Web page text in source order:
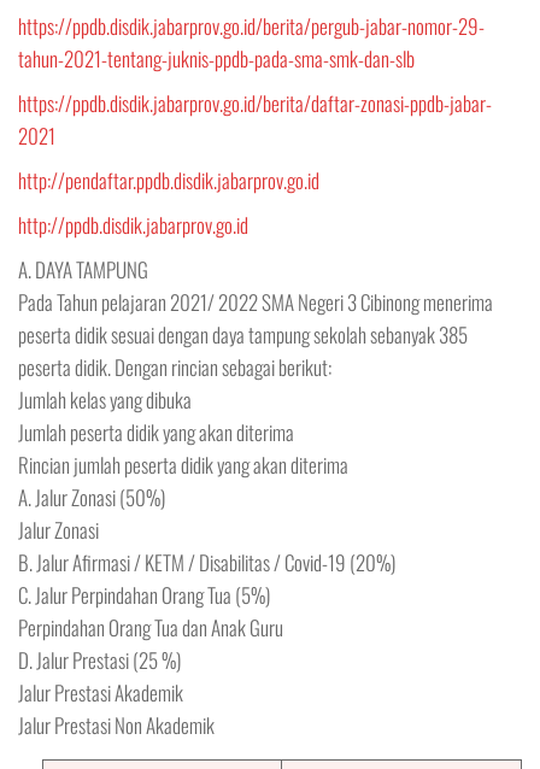
https://ppdb.disdik.jabarprov.go.id/berita/pergub-jabar-nomor-29-
tahun-2021-tentang-juknis-ppdb-pada-sma-smk-dan-slb
https://ppdb.disdik.jabarprov.go.id/berita/daftar-zonasi-ppdb-jabar-
2021
http://pendaftar.ppdb.disdik.jabarprov.go.id
http://ppdb.disdik.jabarprov.go.id
A. DAYA TAMPUNG
Pada Tahun pelajaran 2021/ 2022 SMA Negeri 3 Cibinong menerima
peserta didik sesuai dengan daya tampung sekolah sebanyak 385
peserta didik. Dengan rincian sebagai berikut:
Jumlah kelas yang dibuka
Jumlah peserta didik yang akan diterima
Rincian jumlah peserta didik yang akan diterima
A. Jalur Zonasi (50%)
Jalur Zonasi
B. Jalur Afirmasi / KETM / Disabilitas / Covid-19 (20%)
C. Jalur Perpindahan Orang Tua (5%)
Perpindahan Orang Tua dan Anak Guru
D. Jalur Prestasi (25 %)
Jalur Prestasi Akademik
Jalur Prestasi Non Akademik